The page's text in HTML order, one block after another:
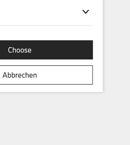
Choose
Abbrechen